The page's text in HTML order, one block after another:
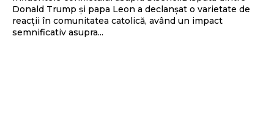
Donald Trump și papa Leon a declanșat o varietate de
reacții în comunitatea catolică, având un impact
semnificativ asupra...